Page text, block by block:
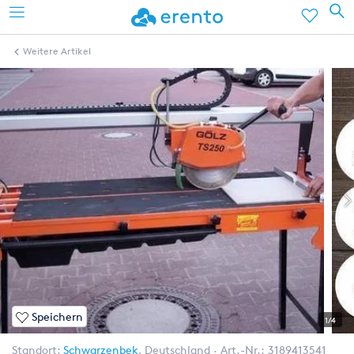
Weitere Artikel
Speichern 1/4
Standort: Schwarzenbek, Deutschland Art.-Nr.: 3189413541